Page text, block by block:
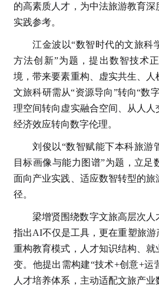
的高素质人才，为中法旅游教育
实践参考。
江金波以“数智时代的文旅科
方法创新”为题，提出数智技术
境，带来要素重构、虚实共生、人
文旅科研需从“资源导向”转向“数
理空间转向虚实融合空间、从人人
经济效应转向数字伦理。
刘俊以“数智赋能下本科旅游
目标画像与能力图谱”为题，立足
面向产业实践、适应数智转型的
径。
梁增贤围绕数字文旅高层次人
指出AI不仅是工具，更在重塑旅游
重构教育模式，人才知识结构、
变。他提出需构建“技术+创意+运
人才培养体系，主动适配文旅产